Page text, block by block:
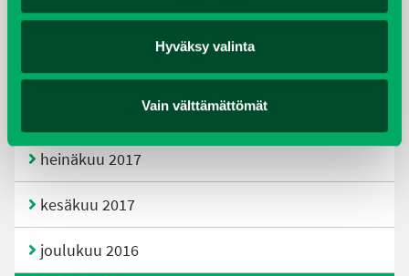
Hyväksy valinta
Vain välttämättömät
elokuu 2018
tammikuu 2018
heinäkuu 2017
kesäkuu 2017
joulukuu 2016